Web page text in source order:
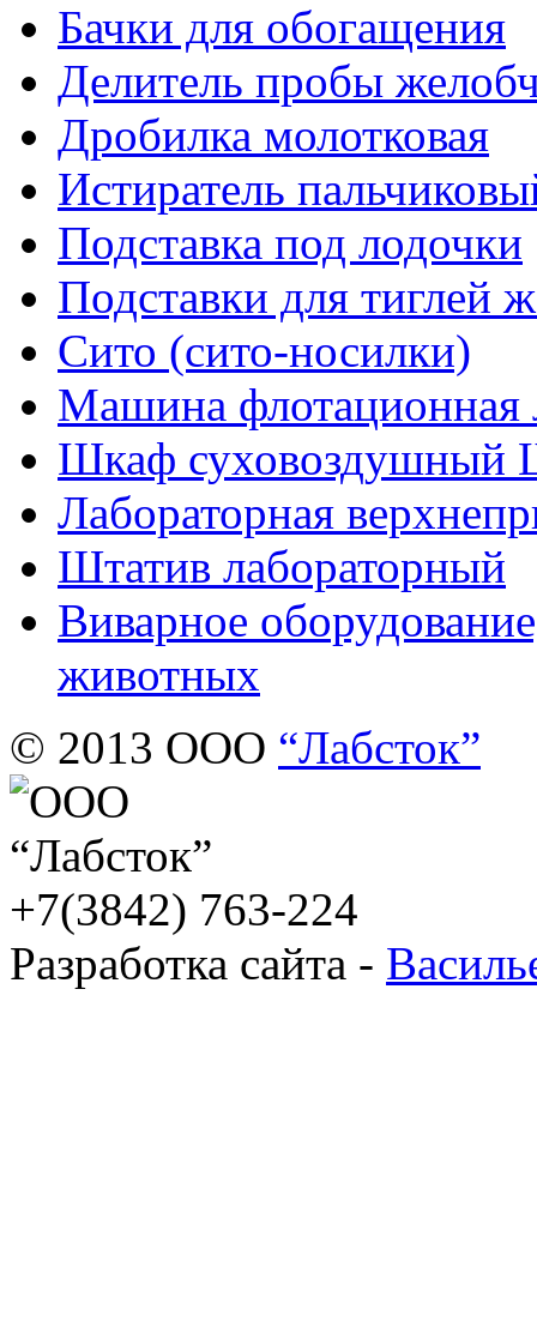
Бачки для обогащения
Делитель пробы
Дробилка молотковая
Истиратель
Подставка под лодочки
Подставки для тиглей
Сито (сито-носилки)
Машина флотационная
Шкаф суховоздушный
Лабораторная
Штатив лабораторный
Виварное
животных
© 2013 ООО “Лабсток”
+7(3842) 763-224
Разработка сайта -